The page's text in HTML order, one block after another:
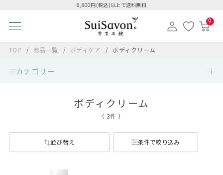
8,800円(税込)以上で送料無料
0
TOP 商品一覧 ボディケア ボディクリーム
カテゴリー
ボディクリーム
（ 3件 ）
並び替え 条件で絞り込み